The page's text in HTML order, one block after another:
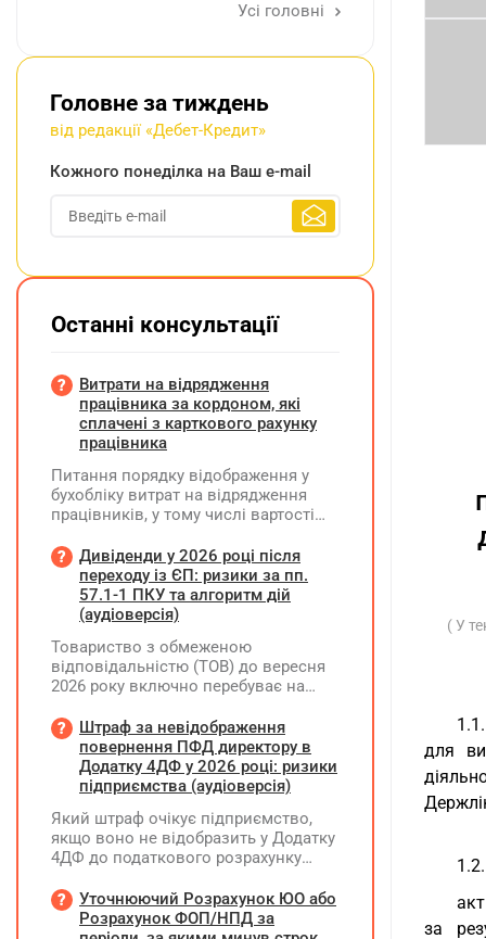
( У
для
за
Усі головні
Головне за тиждень
від редакції «Дебет-Кредит»
Кожного понеділка на Ваш e-mail
Останні консультації
Витрати на відрядження
працівника за кордоном, які
сплачені з карткового рахунку
працівника
Питання порядку відображення у
бухобліку витрат на відрядження
працівників, у тому числі вартості
карткового рахунку працівника та
підтвердження таких операцій
первинними документами, належать
до компетенції Мінфіну
Дивіденди у 2026 році після
переходу із ЄП: ризики за пп.
57.1-1 ПКУ та алгоритм дій
(аудіоверсія)
Товариство з обмеженою
відповідальністю (ТОВ) до вересня
2026 року включно перебуває на
(єдиний податок, 3 група, ставка 5%,
неплатник ПДВ). З 1 жовтня 2026
року підприємство переходить на
загальну систему оподаткування
прибуток). За результатами
діяльності у періоді 2024–2025 років
(під час перебування на спрощеній
чистий прибуток, сума
нерозподіленого прибутку в балансі
Штраф за невідображення
повернення ПФД директору в
Додатку 4ДФ у 2026 році: ризики
підприємства (аудіоверсія)
Який штраф очікує підприємство,
якщо воно не відобразить у Додатку
4ДФ до податкового розрахунку
допомоги (ПФД) директору?
Уточнюючий Розрахунок ЮО або
Розрахунок ФОП/НПД за